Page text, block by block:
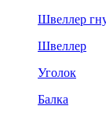
Швеллер
Швеллер
Уголок
Балка